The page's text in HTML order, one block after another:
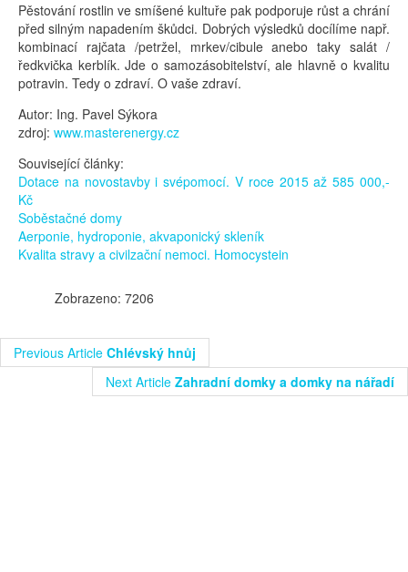
Pěstování rostlin ve smíšené kultuře pak podporuje růst a chrání
před silným napadením škůdci. Dobrých výsledků docílíme např.
kombinací rajčata /petržel, mrkev/cibule anebo taky salát /
ředkvička kerblík. Jde o samozásobitelství, ale hlavně o kvalitu
potravin. Tedy o zdraví. O vaše zdraví.
Autor: Ing. Pavel Sýkora
zdroj: www.masterenergy.cz
Související články:
Dotace na novostavby i svépomocí. V roce 2015 až 585 000,-
Kč
Soběstačné domy
Aerponie, hydroponie, akvaponický skleník
Kvalita stravy a civilzační nemoci. Homocystein
Zobrazeno: 7206
Previous Article Chlévský hnůj
Next Article Zahradní domky a domky na nářadí